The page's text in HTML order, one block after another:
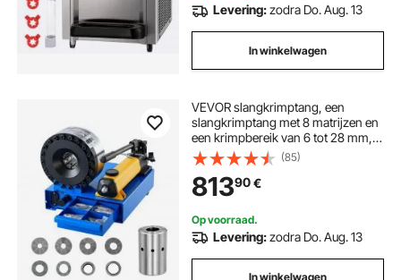
Levering:zodra Do. Aug. 13
In winkelwagen
VEVOR slangkrimptang, een
slangkrimptang met 8 matrijzen en
een krimpbereik van 6 tot 28 mm,
voor lagedruk- en hogedruk-
olieleidingen,
gas-/water-/airconditioningslangen
en kabelaansluitingen.
(85)
81390€
Op voorraad.
Levering:zodra Do. Aug. 13
In winkelwagen